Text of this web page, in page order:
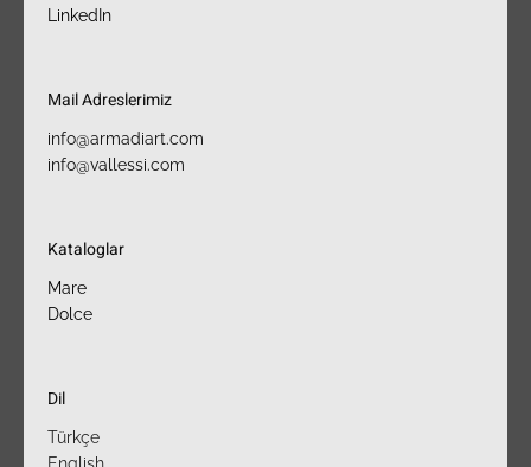
LinkedIn
Mail Adreslerimiz​
info@armadiart.com
info@vallessi.com
Kataloglar
Mare
Dolce
Dil
Türkçe